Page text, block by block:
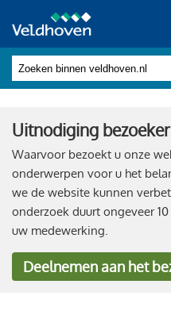
Uitnodiging
Waarvoor bezoekt u onze
onderwerpen voor u het
we de website kunnen
onderzoek duurt ongeveer
uw medewerking.
Deelnemenaan het